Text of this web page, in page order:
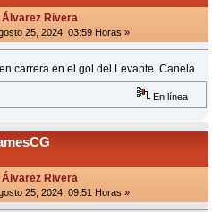
Rivera
25, 2024, 03:59 Horas »
carrera en el gol del Levante. Canela.
En línea
Rivera
25, 2024, 09:51 Horas »